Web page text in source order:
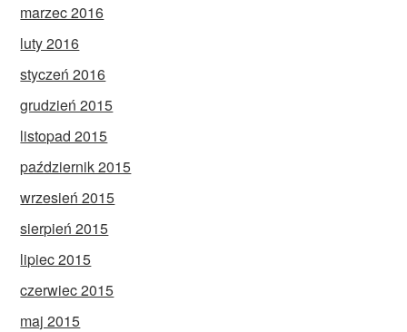
marzec 2016
luty 2016
styczeń 2016
grudzień 2015
listopad 2015
październik 2015
wrzesień 2015
sierpień 2015
lipiec 2015
czerwiec 2015
maj 2015